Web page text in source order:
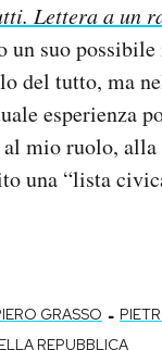
Lettera a un
un suo
del tutto, ma
esperienza
al mio ruolo,
una “lista
GRASSO -
REPUBBLICA